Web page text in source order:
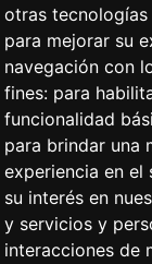
otras
para mejorar su
navegación con
fines: para
funcionalidad
para brindar una
experiencia en el
su interés en
y servicios y
interacciones de